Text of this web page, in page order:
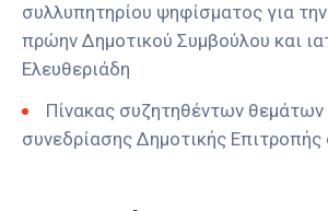
συλλυπητηρίου ψηφίσματος για
πρώην Δημοτικού Συμβούλου και
Ελευθεριάδη
Πίνακας συζητηθέντων θεμάτων
συνεδρίασης Δημοτικής Επιτροπής